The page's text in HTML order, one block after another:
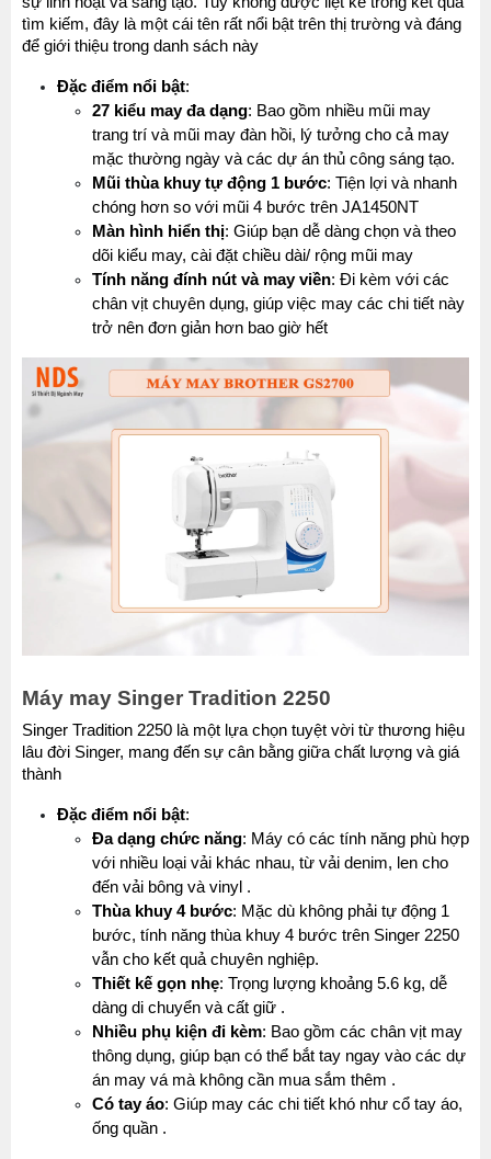
tìm kiếm, đây là một cái tên rất nổi bật trên thị trường và đáng
để giới thiệu trong danh sách này
Đặc điểm nổi bật:
27 kiểu may đa dạng: Bao gồm nhiều mũi may
trang trí và mũi may đàn hồi, lý tưởng cho cả may
mặc thường ngày và các dự án thủ công sáng tạo.
Mũi thùa khuy tự động 1 bước: Tiện lợi và nhanh
chóng hơn so với mũi 4 bước trên JA1450NT
Màn hình hiển thị: Giúp bạn dễ dàng chọn và theo
dõi kiểu may, cài đặt chiều dài/ rộng mũi may
Tính năng đính nút và may viền: Đi kèm với các
chân vịt chuyên dụng, giúp việc may các chi tiết này
trở nên đơn giản hơn bao giờ hết
Máy may Singer Tradition 2250
Singer Tradition 2250 là một lựa chọn tuyệt vời từ thương hiệu
lâu đời Singer, mang đến sự cân bằng giữa chất lượng và giá
thành
Đặc điểm nổi bật:
Đa dạng chức năng: Máy có các tính năng phù hợp
với nhiều loại vải khác nhau, từ vải denim, len cho
đến vải bông và vinyl .
Thùa khuy 4 bước: Mặc dù không phải tự động 1
bước, tính năng thùa khuy 4 bước trên Singer 2250
vẫn cho kết quả chuyên nghiệp.
Thiết kế gọn nhẹ: Trọng lượng khoảng 5.6 kg, dễ
dàng di chuyển và cất giữ .
Nhiều phụ kiện đi kèm: Bao gồm các chân vịt may
thông dụng, giúp bạn có thể bắt tay ngay vào các dự
án may vá mà không cần mua sắm thêm .
Có tay áo: Giúp may các chi tiết khó như cổ tay áo,
ống quần .